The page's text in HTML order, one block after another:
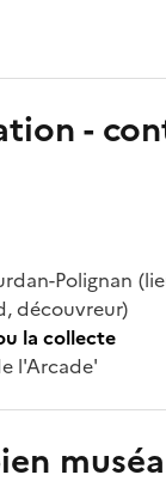
-
Polignan
découvreur)
la collecte
l'Arcade'